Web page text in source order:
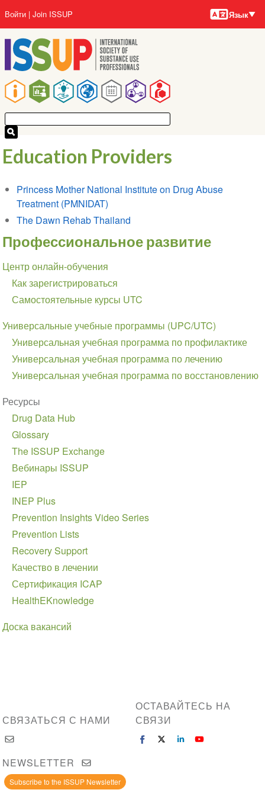
основному
содержанию
Main
navigation
User
account
menu
Войти Join ISSUP Языки
Язык
Education Providers
Princess Mother National Institute on Drug Abuse
Treatment (PMNIDAT)
The Dawn Rehab Thailand
Профессиональное развитие
Section
navigation
Центр онлайн-обучения
Как зарегистрироваться
Самостоятельные курсы UTC
Универсальные учебные программы (UPC/UTC)
Универсальная учебная программа по профилактике
Универсальная учебная программа по лечению
Универсальная учебная программа по восстановлению
Ресурсы
Drug Data Hub
Glossary
The ISSUP Exchange
Вебинары ISSUP
IEP
INEP Plus
Prevention Insights Video Series
Prevention Lists
Recovery Support
Качество в лечении
Сертификация ICAP
HealthEKnowledge
Доска вакансий
СВЯЗАТЬСЯ С НАМИ
ОСТАВАЙТЕСЬ НА
СВЯЗИ
NEWSLETTER
Subscribe to the ISSUP Newsletter